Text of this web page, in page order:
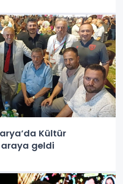
Kültür
geldi